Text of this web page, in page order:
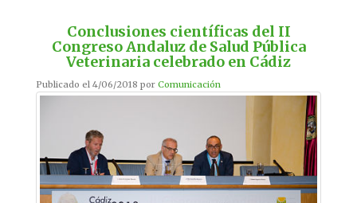
Conclusiones científicas del II
Congreso Andaluz de Salud Pública
Veterinaria celebrado en Cádiz
Publicado el 4/06/2018 por Comunicación